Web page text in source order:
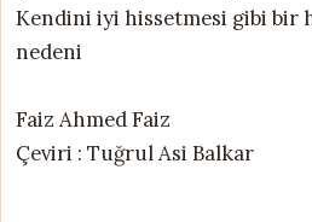
Kendini iyi hissetmesi gibi bir
nedeni
Faiz Ahmed Faiz
Çeviri : Tuğrul Asi Balkar